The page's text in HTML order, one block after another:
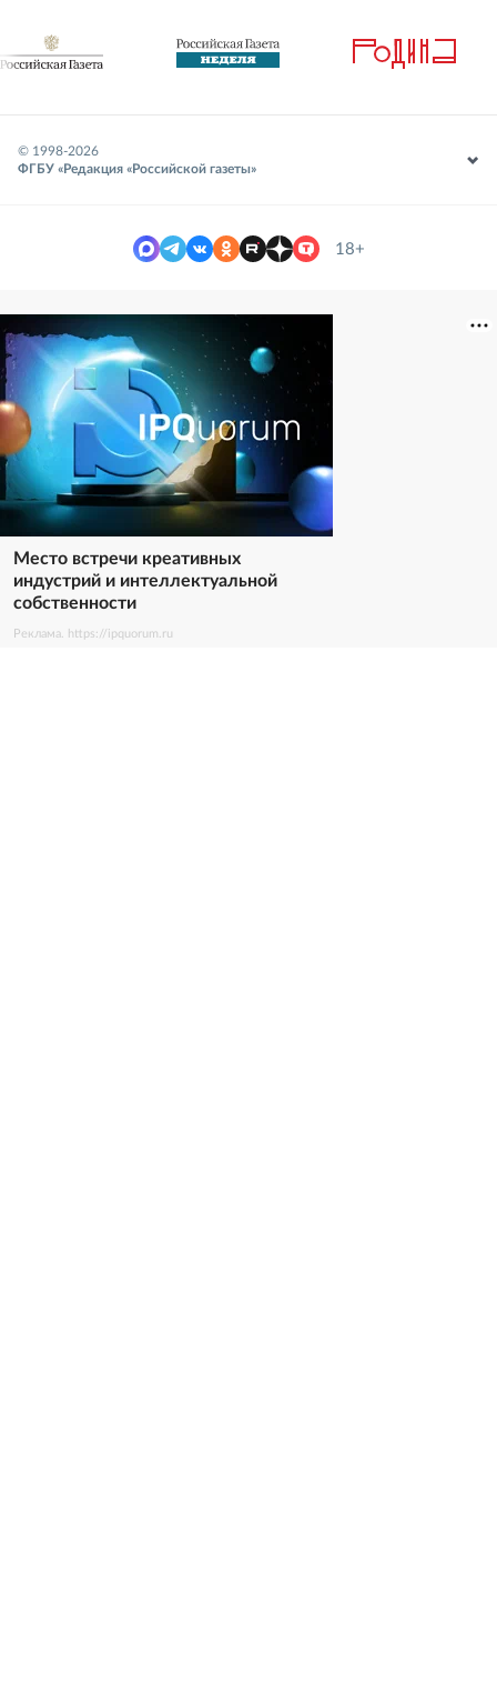
© 1998-2026
ФГБУ «Редакция «Российской газеты»
18+
Место встречи креативных
индустрий и интеллектуальной
собственности
Реклама. https://ipquorum.ru